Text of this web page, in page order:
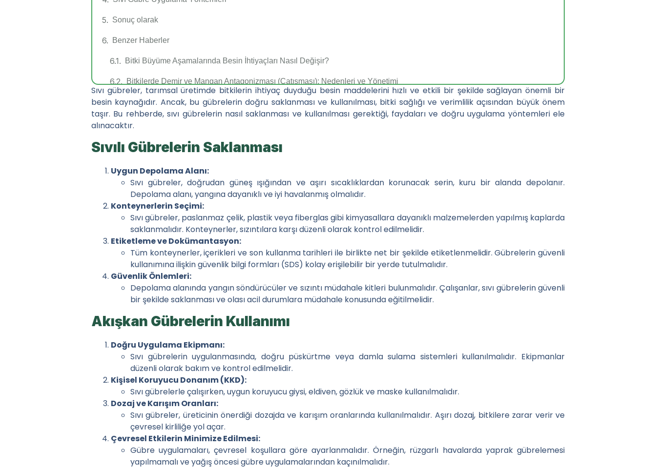
Sonuç olarak
Benzer Haberler
Bitki Büyüme Aşamalarında Besin İhtiyaçları Nasıl Değişir?
Bitkilerde Demir ve Mangan Antagonizması (Çatışması): Nedenleri ve Yönetimi
Bitki Beslemede Silikon: Rolü ve Faydaları Hakkında Araştırmalar Ne Diyor
Bitki Besleme Programınızda Çinko ve Fosfor Antagonizması (Çatışması): Her İkisini Nasıl Dengelersiniz
Hızlı Menü
Bayilere Özel Ürün Yerleştirme ve Görsel Düzenleme Teknikleri
Tarımsal Gübre Sektöründe Bayi Satışlarını İzleme
Bitki Sağlığı İçin Mikro Besin Elementleri Kullanımı
İletişim
Sıvı gübreler, tarımsal üretimde bitkilerin ihtiyaç duyduğu besin maddelerini hızlı ve etkili bir şekilde sağlayan önemli bir
besin kaynağıdır. Ancak, bu gübrelerin doğru saklanması ve kullanılması, bitki sağlığı ve verimlilik açısından büyük önem
taşır. Bu rehberde, sıvı gübrelerin nasıl saklanması ve kullanılması gerektiği, faydaları ve doğru uygulama yöntemleri ele
alınacaktır.
Sıvılı Gübrelerin Saklanması
Uygun Depolama Alanı:
Sıvı gübreler, doğrudan güneş ışığından ve aşırı sıcaklıklardan korunacak serin, kuru bir alanda depolanır.
Depolama alanı, yangına dayanıklı ve iyi havalanmış olmalıdır.
Konteynerlerin Seçimi:
Sıvı gübreler, paslanmaz çelik, plastik veya fiberglas gibi kimyasallara dayanıklı malzemelerden yapılmış kaplarda
saklanmalıdır. Konteynerler, sızıntılara karşı düzenli olarak kontrol edilmelidir.
Etiketleme ve Dokümantasyon:
Tüm konteynerler, içerikleri ve son kullanma tarihleri ile birlikte net bir şekilde etiketlenmelidir. Gübrelerin güvenli
kullanımına ilişkin güvenlik bilgi formları (SDS) kolay erişilebilir bir yerde tutulmalıdır.
Güvenlik Önlemleri:
Depolama alanında yangın söndürücüler ve sızıntı müdahale kitleri bulunmalıdır. Çalışanlar, sıvı gübrelerin güvenli
bir şekilde saklanması ve olası acil durumlara müdahale konusunda eğitilmelidir.
Akışkan Gübrelerin Kullanımı
Doğru Uygulama Ekipmanı:
Sıvı gübrelerin uygulanmasında, doğru püskürtme veya damla sulama sistemleri kullanılmalıdır. Ekipmanlar
düzenli olarak bakım ve kontrol edilmelidir.
Kişisel Koruyucu Donanım (KKD):
Sıvı gübrelerle çalışırken, uygun koruyucu giysi, eldiven, gözlük ve maske kullanılmalıdır.
Dozaj ve Karışım Oranları:
Sıvı gübreler, üreticinin önerdiği dozajda ve karışım oranlarında kullanılmalıdır. Aşırı dozaj, bitkilere zarar verir ve
çevresel kirliliğe yol açar.
Çevresel Etkilerin Minimize Edilmesi:
Gübre uygulamaları, çevresel koşullara göre ayarlanmalıdır. Örneğin, rüzgarlı havalarda yaprak gübrelemesi
yapılmamalı ve yağış öncesi gübre uygulamalarından kaçınılmalıdır.